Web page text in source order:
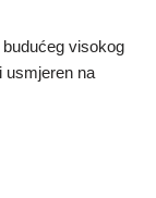
visokog
usmjeren na